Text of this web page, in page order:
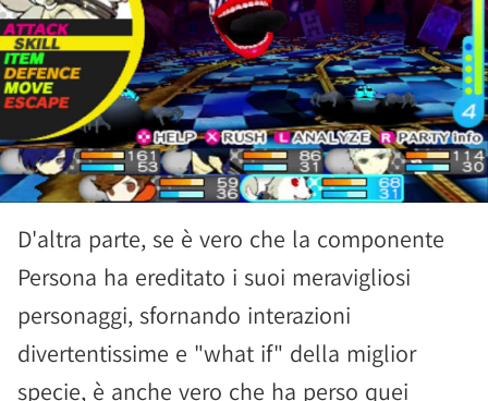
D'altra parte, se è vero che la componente
Persona ha ereditato i suoi meravigliosi
personaggi, sfornando interazioni
divertentissime e "what if" della miglior
specie, è anche vero che ha perso quei